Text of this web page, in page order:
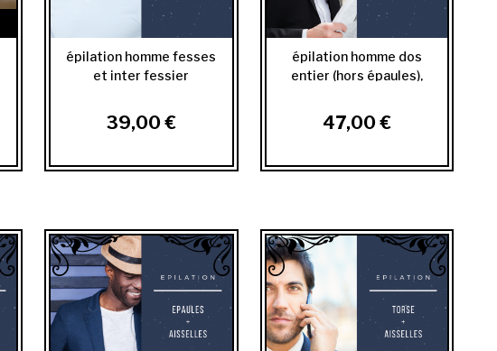
épilation homme fesses
et inter fessier
39,00 €
épilation homme dos
entier (hors épaules),
47,00 €